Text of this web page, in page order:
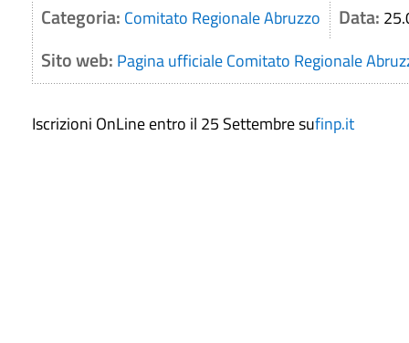
Categoria: Comitato Regionale Abruzzo Data:
Sito web: Pagina ufficiale Comitato Regionale
Iscrizioni OnLine entro il 25 Settembre sufinp.it